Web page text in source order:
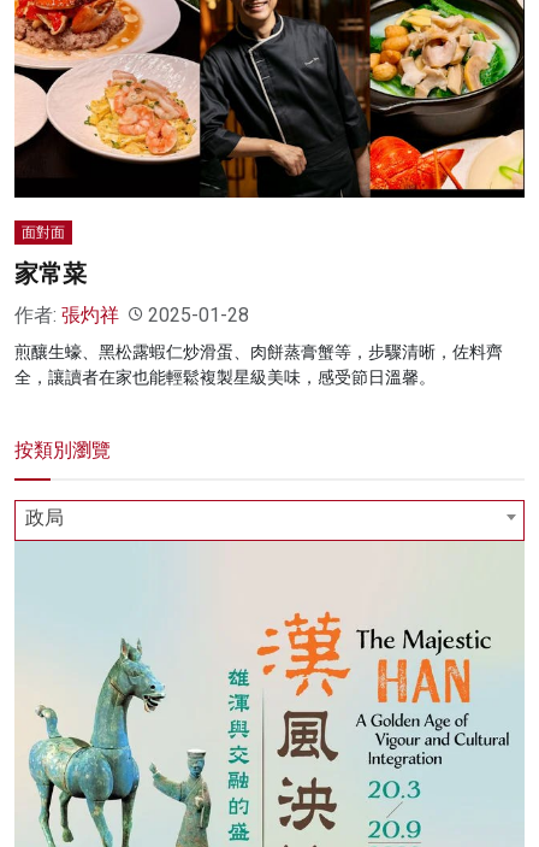
科技
影片
名家榜
灼見活動
面對面
家常菜
作者: 張灼祥 2025-01-28
煎釀生蠔、黑松露蝦仁炒滑蛋、肉餅蒸膏蟹等，步驟清晰，佐料齊
全，讓讀者在家也能輕鬆複製星級美味，感受節日溫馨。
按類別瀏覽
政局